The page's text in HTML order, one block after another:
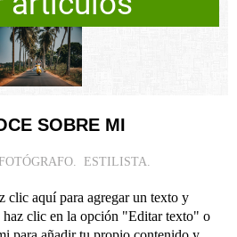
SOBRE MI
ESTILISTA.
clic aquí para agregar un texto y
clic en la opción "Editar texto" o